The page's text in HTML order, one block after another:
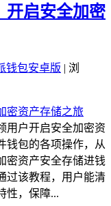
开启安全加密
钱包安卓版 | 浏
用户开启安全加密资
钱包的各项操作，从
密资产安全存储进钱
过该教程，用户能清
性，保障...